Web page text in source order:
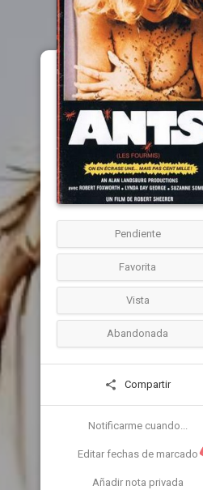
Pendiente
Favorita
Vista
Abandonada
Compartir
Notificarme cuando...
Editar fechas de marcado
Añadir nota privada